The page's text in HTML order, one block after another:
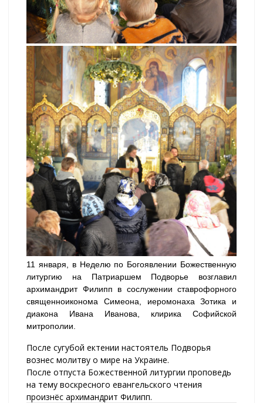
11 января, в Неделю по Богоявлении Божественную
литургию на Патриаршем Подворье возглавил
архимандрит Филипп в сослужении ставрофорного
священноиконома Симеона, иеромонаха Зотика и
диакона Ивана Иванова, клирика Софийской
митрополии.
После сугубой ектении настоятель Подворья
вознес молитву о мире на Украине.
После отпуста Божественной литургии проповедь
на тему воскресного евангельского чтения
произнёс архимандрит Филипп.